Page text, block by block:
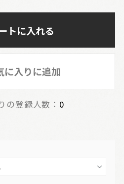
トに入れる
に入りに追加
の登録人数： 0